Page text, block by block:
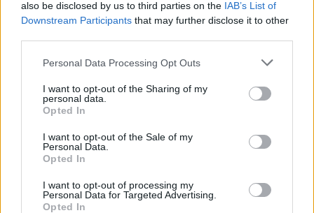
also be disclosed by us to third parties on the IAB’s List of
Downstream Participants that may further disclose it to other
Personal Data Processing Opt Outs
I want to opt-out of the Sharing of my
personal data.
Opted In
I want to opt-out of the Sale of my
Personal Data.
Opted In
I want to opt-out of processing my
Personal Data for Targeted Advertising.
Opted In
10.08.2020 / 18:17